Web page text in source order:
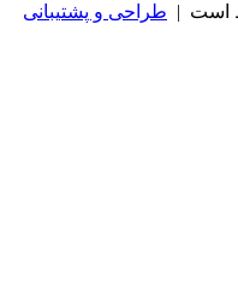
طراحی و پشتیبانی